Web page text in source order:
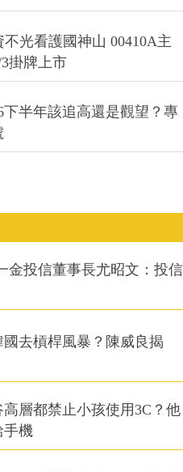
光看護國神山 00410A主
掛牌上市
半年該追高還是觀望？專
金投信董事長尤昭文：投信
去槓桿風暴？陳威良揭
層都禁止小孩使用3C？他
手機